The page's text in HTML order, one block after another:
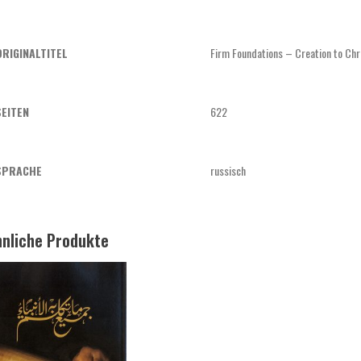
Firm Foundations – Creation to
622
russisch
Produkte